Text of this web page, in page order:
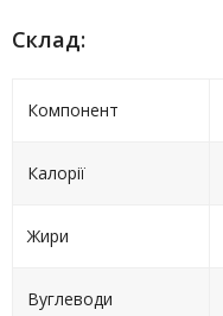
Склад:
Компонент
Калорії
Жири
Вуглеводи